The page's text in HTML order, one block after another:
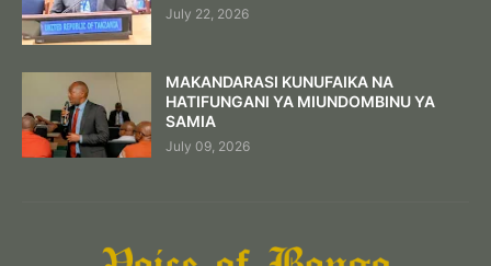
July 22, 2026
MAKANDARASI KUNUFAIKA NA
HATIFUNGANI YA MIUNDOMBINU YA
SAMIA
July 09, 2026